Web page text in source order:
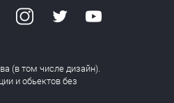
(в том числе дизайн).
и обьектов без